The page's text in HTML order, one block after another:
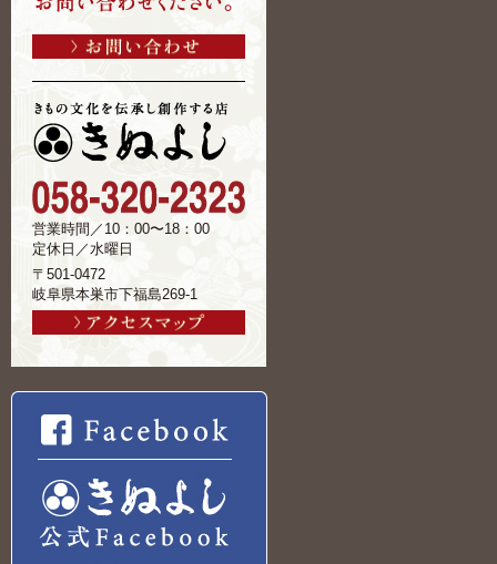
営業時間／10：00〜18：00
定休日／水曜日
〒501-0472
岐阜県本巣市下福島269-1